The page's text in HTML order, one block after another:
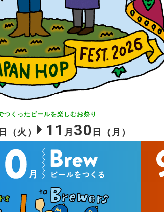
つくったビールを楽しむお祭り
日 （火） 11 月 30 日 （月）